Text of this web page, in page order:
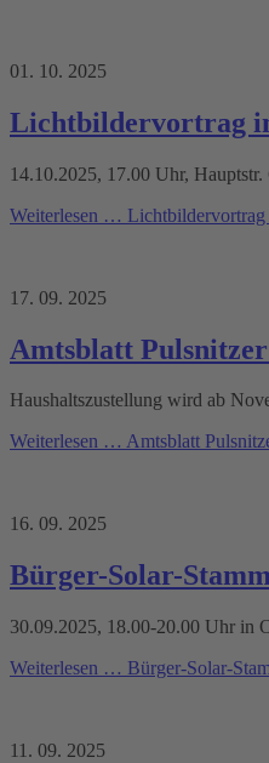
01. 10. 2025
Lichtbildervortrag
14.10.2025, 17.00 Uhr, Hauptstr.
Weiterlesen … Lichtbildervortrag
17. 09. 2025
Amtsblatt
Haushaltszustellung wird ab
Weiterlesen … Amtsblatt
16. 09. 2025
Bürger-Solar-
30.09.2025, 18.00-20.00 Uhr in
Weiterlesen … Bürger-Solar-
11. 09. 2025